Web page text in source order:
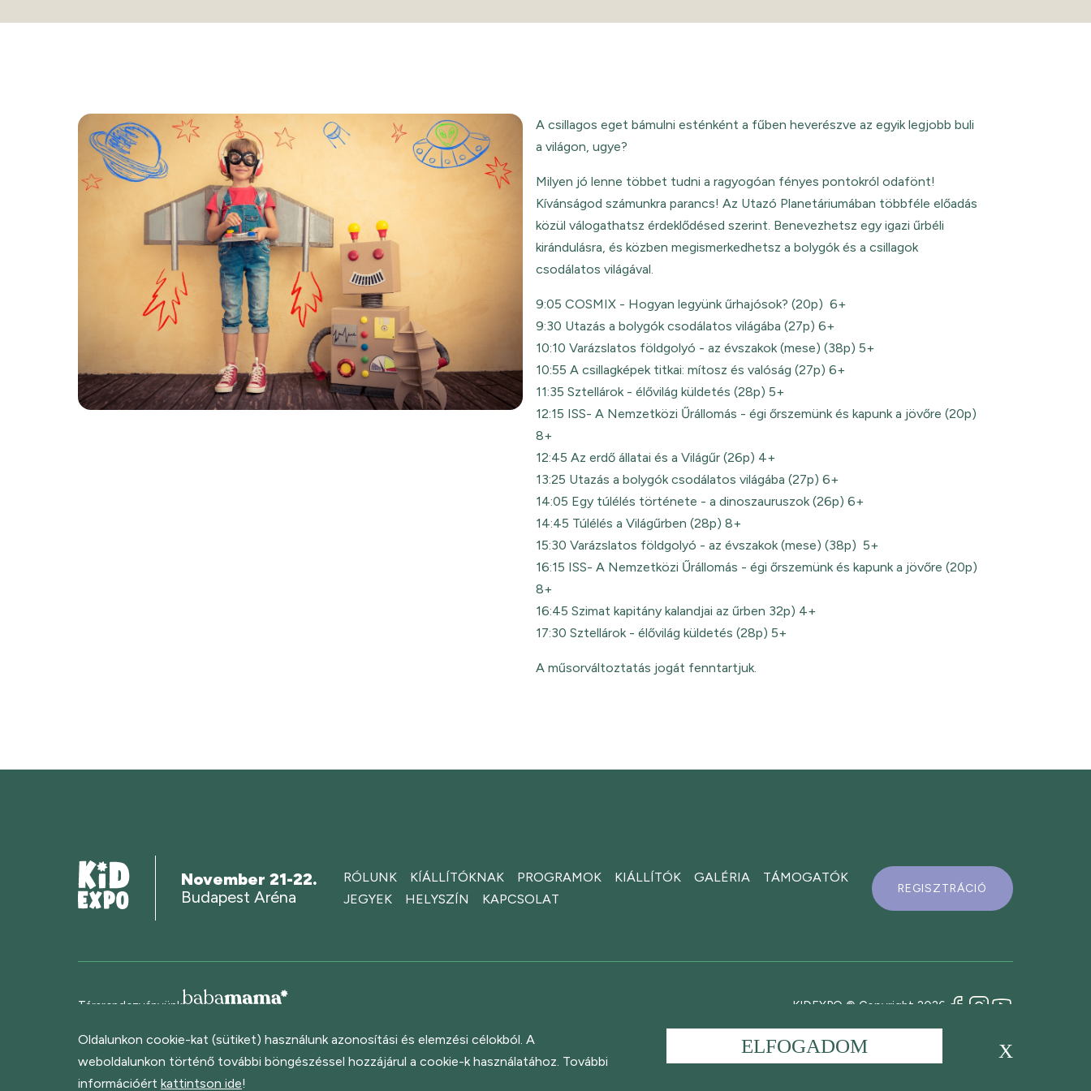
A csillagos eget bámulni esténként a fűben heverészve az egyik legjobb buli
a világon, ugye?
Milyen jó lenne többet tudni a ragyogóan fényes pontokról odafönt!
Kívánságod számunkra parancs! Az Utazó Planetáriumában többféle előadás
közül válogathatsz érdeklődésed szerint. Benevezhetsz egy igazi űrbéli
kirándulásra, és közben megismerkedhetsz a bolygók és a csillagok
csodálatos világával.
9:05 COSMIX - Hogyan legyünk űrhajósok? (20p) 6+
9:30 Utazás a bolygók csodálatos világába (27p) 6+
10:10 Varázslatos földgolyó - az évszakok (mese) (38p) 5+
10:55 A csillagképek titkai: mítosz és valóság (27p) 6+
11:35 Sztellárok - élővilág küldetés (28p) 5+
12:15 ISS- A Nemzetközi Űrállomás - égi őrszemünk és kapunk a jövőre (20p)
8+
12:45 Az erdő állatai és a Világűr (26p) 4+
13:25 Utazás a bolygók csodálatos világába (27p) 6+
14:05 Egy túlélés története - a dinoszauruszok (26p) 6+
14:45 Túlélés a Világűrben (28p) 8+
15:30 Varázslatos földgolyó - az évszakok (mese) (38p) 5+
16:15 ISS- A Nemzetközi Űrállomás - égi őrszemünk és kapunk a jövőre (20p)
8+
16:45 Szimat kapitány kalandjai az űrben 32p) 4+
17:30 Sztellárok - élővilág küldetés (28p) 5+
A műsorváltoztatás jogát fenntartjuk.
November 21-22.
Budapest Aréna
RÓLUNK KÍÁLLÍTÓKNAK PROGRAMOK KIÁLLÍTÓK GALÉRIA
TÁMOGATÓK
JEGYEK
HELYSZÍN KAPCSOLAT
REGISZTRÁCIÓ
Társrendezvényünk KIDEXPO © Copyright 2026
X
ELFOGADOM
Oldalunkon cookie-kat (sütiket) használunk azonosítási és elemzési célokból. A
weboldalunkon történő további böngészéssel hozzájárul a cookie-k használatához. További
információért kattintson ide!